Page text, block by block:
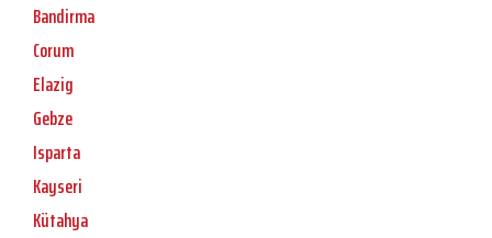
Bandirma
Corum
Elazig
Gebze
Isparta
Kayseri
Kütahya